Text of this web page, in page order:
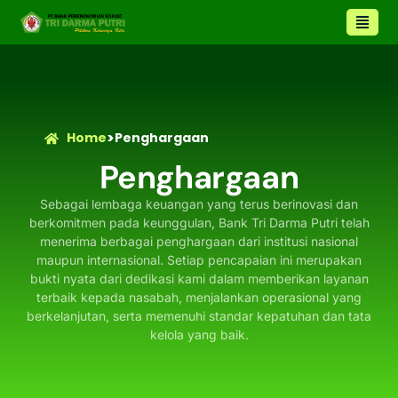
Home>Penghargaan
Penghargaan
Sebagai lembaga keuangan yang terus berinovasi dan
berkomitmen pada keunggulan, Bank Tri Darma Putri telah
menerima berbagai penghargaan dari institusi nasional
maupun internasional. Setiap pencapaian ini merupakan
bukti nyata dari dedikasi kami dalam memberikan layanan
terbaik kepada nasabah, menjalankan operasional yang
berkelanjutan, serta memenuhi standar kepatuhan dan tata
kelola yang baik.